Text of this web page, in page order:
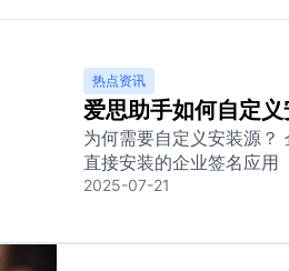
热点资讯
爱思助手如何自定义
为何需要自定义安装源？
直接安装的企业签名应用
2025-07-21